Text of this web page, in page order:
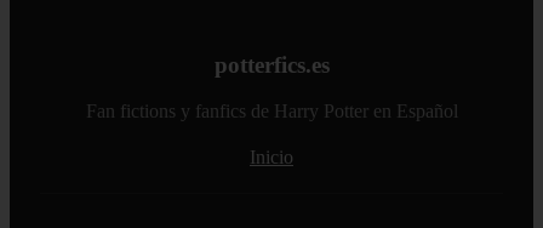
potterfics.es
Fan fictions y fanfics de Harry Potter en Español
Inicio